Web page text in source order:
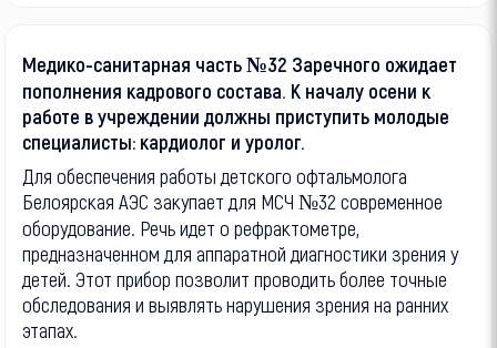
Медико-санитарная часть №32 Заречного ожидает
пополнения кадрового состава. К началу осени к
работе в учреждении должны приступить молодые
специалисты: кардиолог и уролог.
Для обеспечения работы детского офтальмолога
Белоярская АЭС закупает для МСЧ №32 современное
оборудование. Речь идет о рефрактометре,
предназначенном для аппаратной диагностики зрения у
детей. Этот прибор позволит проводить более точные
обследования и выявлять нарушения зрения на ранних
этапах.